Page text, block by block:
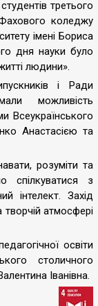
третього
Фахового коледжу
імені Бориса
дня науки було
людини».
і Ради
можливість
Всеукраїнського
Анастасією та
розуміти та
спілкуватися з
інтелект. Захід
творчій атмосфері
освіти
столичного
Іванівна.